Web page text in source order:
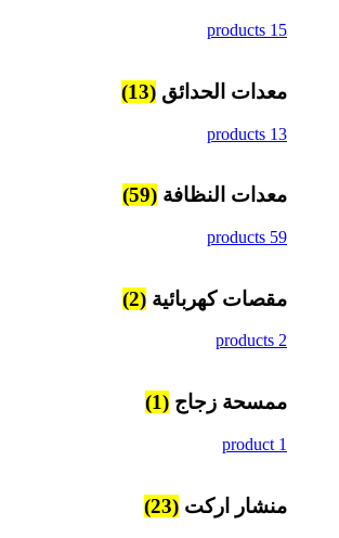
15 products
معدات الحدائق (13)
13 products
معدات النظافة (59)
59 products
مقصات كهربائية (2)
2 products
ممسحة زجاج (1)
1 product
منشار اركت (23)